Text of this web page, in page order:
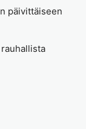
päivittäiseen